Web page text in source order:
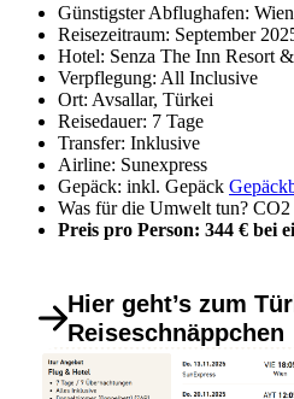
Günstigster Abflughafen: Wien
Reisezeitraum: September
Hotel: Senza The Inn Resort
Verpflegung: All Inclusive
Ort: Avsallar, Türkei
Reisedauer: 7 Tage
Transfer: Inklusive
Airline: Sunexpress
Gepäck: inkl. Gepäck
Was für die Umwelt tun? CO2
Preis pro Person: 344 € bei
Hier geht’s zum
Reiseschnäppchen